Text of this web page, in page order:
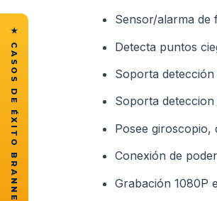
Sensor/alarma de
Detecta puntos
Soporta
Soporta
Posee giroscopio,
Conexión de
Grabación 1080P
★ CASOS DE ÉXITO BRANNER